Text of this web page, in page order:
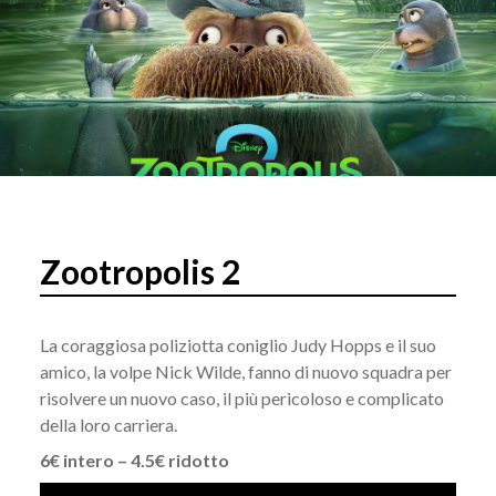
Zootropolis 2
La coraggiosa poliziotta coniglio Judy Hopps e il suo
amico, la volpe Nick Wilde, fanno di nuovo squadra per
risolvere un nuovo caso, il più pericoloso e complicato
della loro carriera.
6€ intero – 4.5€ ridotto